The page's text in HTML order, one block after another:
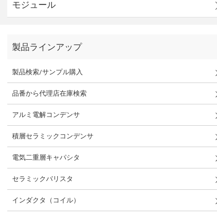
モジュール
製品ラインアップ
製品検索/サンプル購入
品番から代理店在庫検索
アルミ電解コンデンサ
積層セラミックコンデンサ
電気二重層キャパシタ
セラミックバリスタ
インダクタ（コイル）